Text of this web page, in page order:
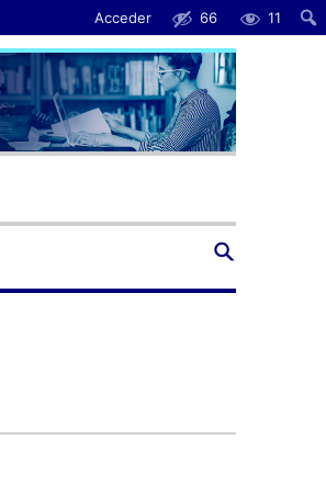
Acceder 66 11